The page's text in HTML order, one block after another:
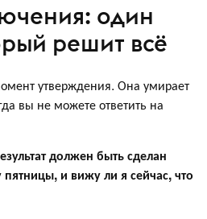
один
решит всё
утверждения. Она умирает
вы не можете ответить на
должен быть сделан
и вижу ли я сейчас, что